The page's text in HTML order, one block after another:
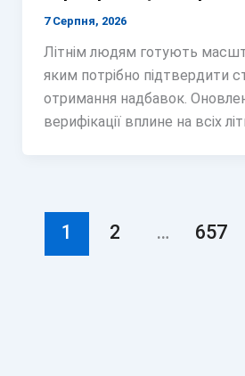
7 Серпня, 2026
Літнім людям готують
яким потрібно підтвердити
отримання надбавок.
верифікації вплине на всіх
1 2 … 657